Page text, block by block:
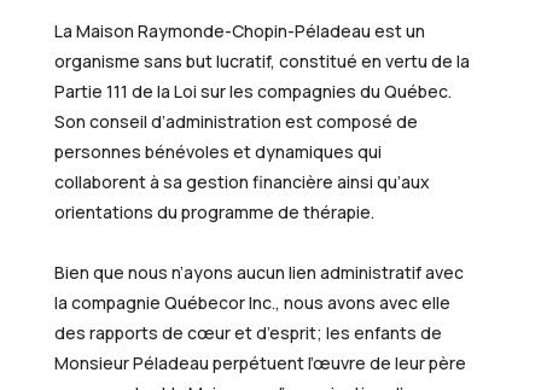
La Maison Raymonde-Chopin-Péladeau est un
organisme sans but lucratif, constitué en vertu de la
Partie 111 de la Loi sur les compagnies du Québec.
Son conseil d’administration est composé de
personnes bénévoles et dynamiques qui
collaborent à sa gestion financière ainsi qu’aux
orientations du programme de thérapie.
Bien que nous n’ayons aucun lien administratif avec
la compagnie Québecor Inc., nous avons avec elle
des rapports de cœur et d’esprit; les enfants de
Monsieur Péladeau perpétuent l’œuvre de leur père